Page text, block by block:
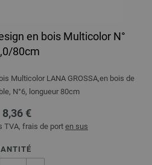
en bois Multicolor N°
80cm
Multicolor LANA GROSSA,en bois de
N°6, longueur 80cm
8,36 €
TVA, frais de port en sus